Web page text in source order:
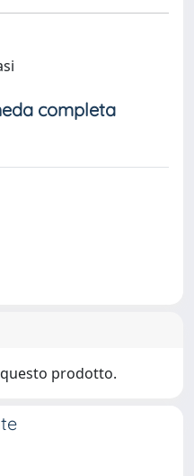
completa
prodotto.